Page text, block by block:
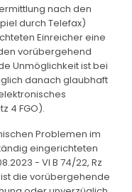
nach den
durch Telefax)
Einreicher eine
vorübergehend
Unmöglichkeit ist bei
danach glaubhaft
4 FGO).
Problemen im
eingerichteten
- VI B 74/22, Rz
ist die vorübergehende